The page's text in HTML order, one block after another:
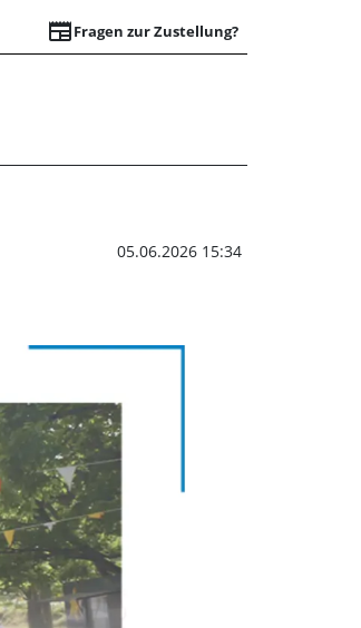
newspaperFragen zur Zustellung?
für
05.06.2026 15:34